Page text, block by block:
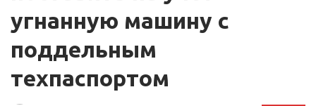
угнанную машину с
поддельным
техпаспортом